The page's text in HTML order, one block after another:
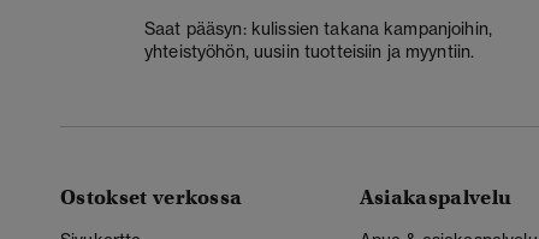
Saat pääsyn: kulissien takana kampanjoihin,
yhteistyöhön, uusiin tuotteisiin ja myyntiin.
Ostokset verkossa Asiakaspalvelu